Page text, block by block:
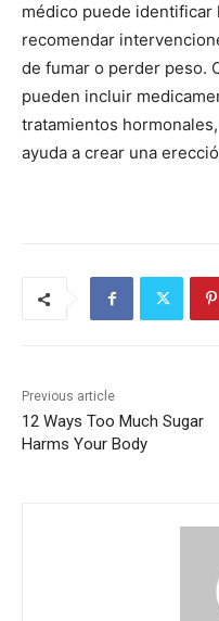
médico puede identificar
recomendar
de fumar o perder peso.
pueden incluir
tratamientos
ayuda a crear una
Previous article
12 Ways Too Much Sugar
Harms Your Body